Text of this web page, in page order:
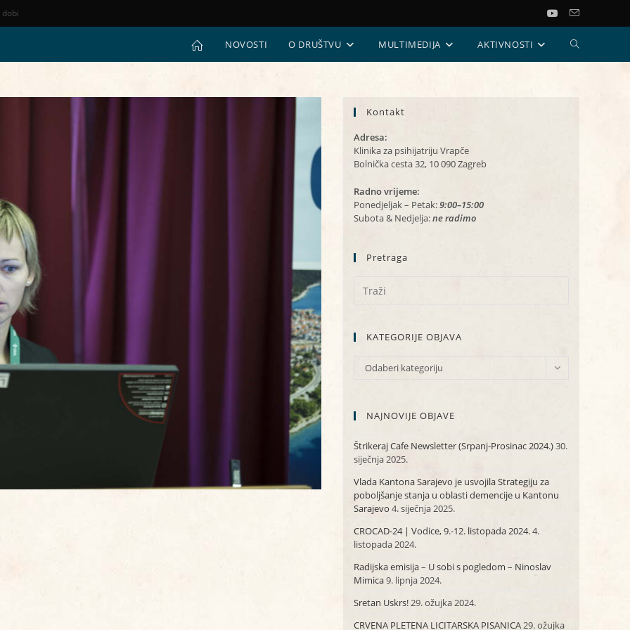
NOVOSTI O DRUŠTVU MULTIMEDIJA AKTIVNOSTI UKLJUČI/
Kontakt
Adresa:
Klinika za psihijatriju Vrapče
Bolnička cesta 32, 10 090 Zagreb
Radno vrijeme:
Ponedjeljak – Petak:9:00–15:00
Subota & Nedjelja:ne radimo
Pretraga
KATEGORIJE OBJAVA
KATEGORIJE
Odaberi kategoriju
NAJNOVIJE OBJAVE
Štrikeraj Cafe Newsletter (Srpanj-Prosinac 2024.)30.
siječnja 2025.
Vlada Kantona Sarajevo je usvojila Strategiju za
poboljšanje stanja u oblasti demencije u Kantonu
Sarajevo 4. siječnja 2025.
CROCAD-24 | Vodice, 9.-12. listopada 2024.4.
listopada 2024.
Radijska emisija – U sobi s pogledom – Ninoslav
Mimica9. lipnja 2024.
Sretan Uskrs!29. ožujka 2024.
CRVENA PLETENA LICITARSKA PISANICA29. ožujka